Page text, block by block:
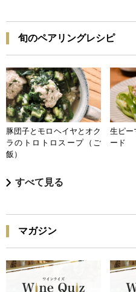
旬のペアリングレシピ
豚団子とモロヘイヤとオク
ラのトロトロスープ（ご
飯）
生ピー
ード
すべて見る
マガジン